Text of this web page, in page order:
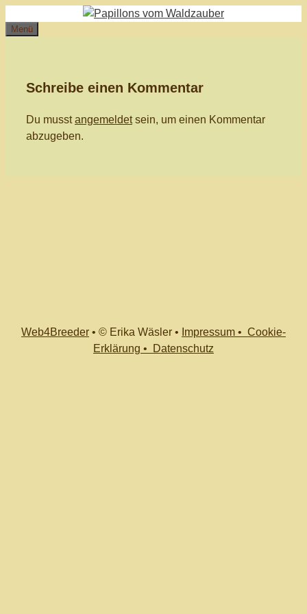
Inhalt
Menü
Schreibe einen Kommentar
Du musstangemeldetsein, um einen Kommentar
abzugeben.
Web4Breeder • © Erika Wäsler • Impressum • Cookie-
Erklärung •
Datenschutz